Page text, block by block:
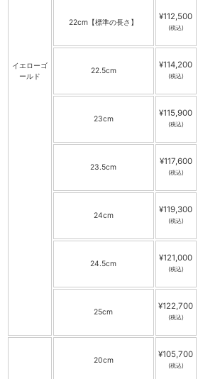
イエローゴ
ールド
22cm【標準の長さ】
¥112,500
(税込)
22.5cm
¥114,200
(税込)
23cm
¥115,900
(税込)
23.5cm
¥117,600
(税込)
24cm
¥119,300
(税込)
24.5cm
¥121,000
(税込)
25cm
¥122,700
(税込)
20cm
¥105,700
(税込)